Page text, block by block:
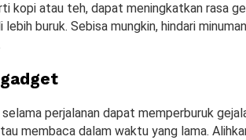
kopi atau teh, dapat meningkatkan rasa
lebih buruk. Sebisa mungkin, hindari
perjalanan dapat memperburuk
membaca dalam waktu yang lama.